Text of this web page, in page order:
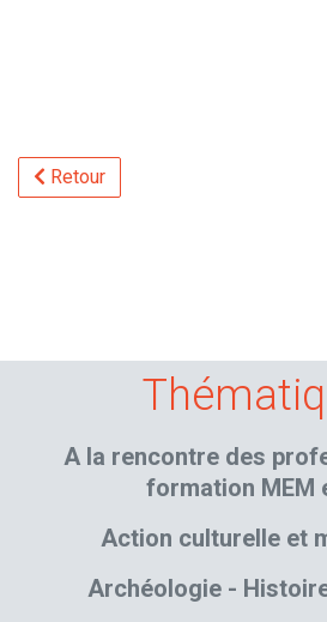
Retour
A la rencontre des
formation MEM
Action culturelle et
Archéologie -